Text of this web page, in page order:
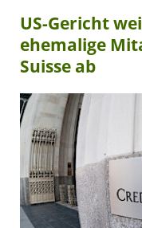
US-Gericht
ehemalige
Suisse ab